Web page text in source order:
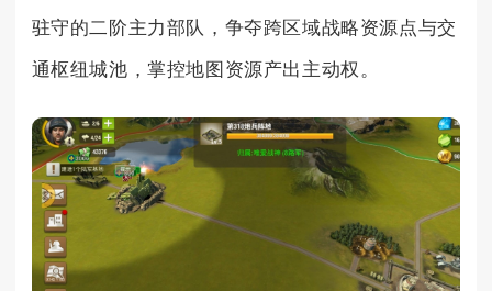
驻守的二阶主力部队，争夺跨区域战略资源点与交
通枢纽城池，掌控地图资源产出主动权。